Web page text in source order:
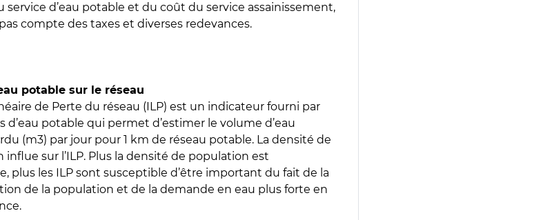
service d’eau potable et du coût du service assainissement,
compte des taxes et diverses redevances.
potable sur le réseau
de Perte du réseau (ILP) est un indicateur fourni par
d’eau potable qui permet d’estimer le volume d’eau
(m3) par jour pour 1 km de réseau potable. La densité de
influe sur l’ILP. Plus la densité de population est
plus les ILP sont susceptible d’être important du fait de la
de la population et de la demande en eau plus forte en